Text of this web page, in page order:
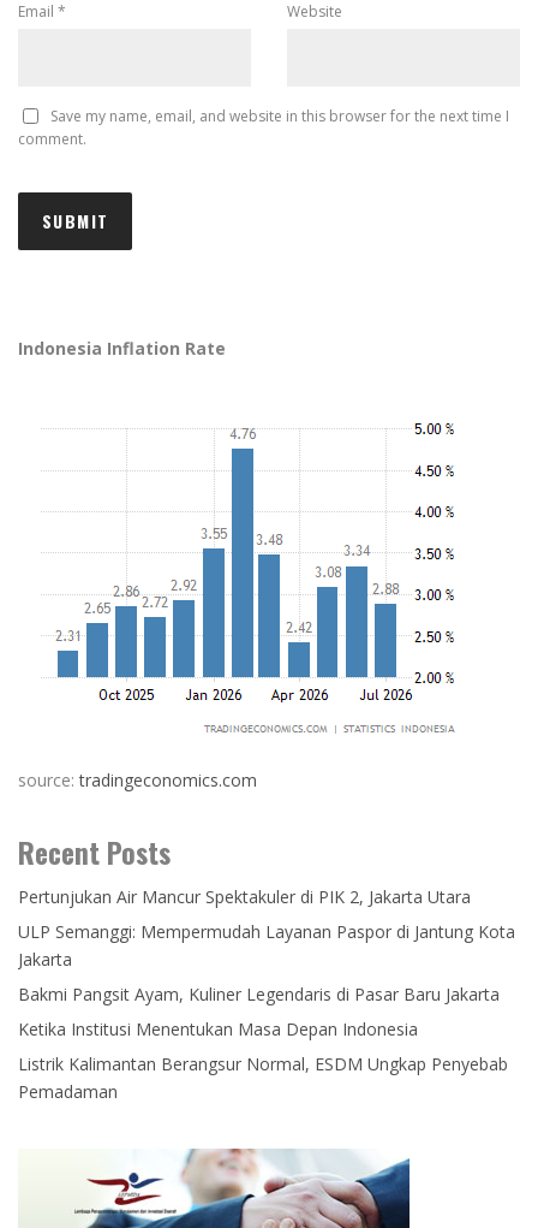
Email * Website
Save my name, email, and website in this browser for the next time I
comment.
Indonesia Inflation Rate
source:tradingeconomics.com
Recent Posts
Pertunjukan Air Mancur Spektakuler di PIK 2, Jakarta Utara
ULP Semanggi: Mempermudah Layanan Paspor di Jantung Kota
Jakarta
Bakmi Pangsit Ayam, Kuliner Legendaris di Pasar Baru Jakarta
Ketika Institusi Menentukan Masa Depan Indonesia
Listrik Kalimantan Berangsur Normal, ESDM Ungkap Penyebab
Pemadaman